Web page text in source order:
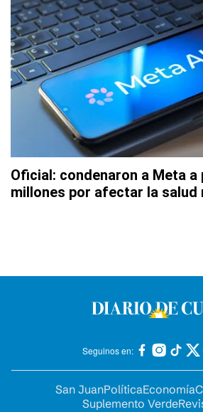
Oficial: condenaron a Meta a
millones por afectar la salud
Seguinos en:
San JuanPolíticaEconomía
Suplemento Verde